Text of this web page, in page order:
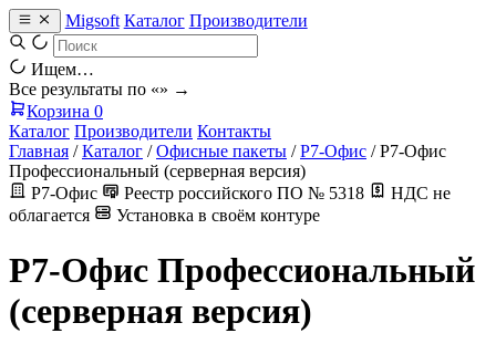
Migsoft Каталог Производители
Ищем…
Все результаты по «» →
Корзина 0
Каталог Производители Контакты
Главная / Каталог / Офисные пакеты / Р7-Офис / Р7-Офис
Профессиональный (серверная версия)
Р7-Офис
Реестр российского ПО № 5318
НДС не
облагается
Установка в своём контуре
Р7-Офис Профессиональный
(серверная версия)